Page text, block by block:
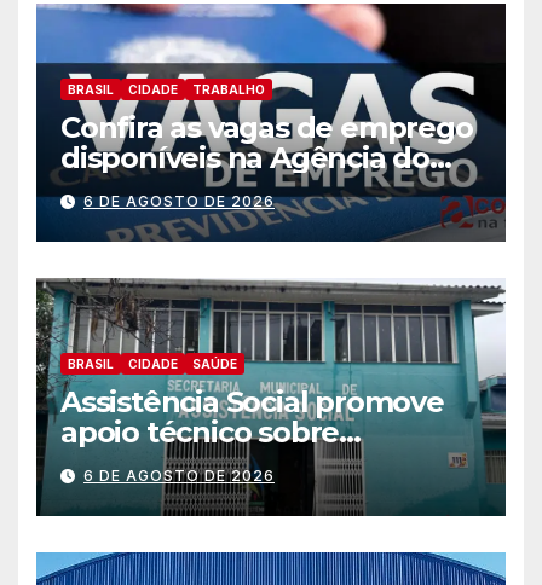
BRASIL CIDADE TRABALHO
Confira as vagas de emprego
disponíveis na Agência do
Trabalhador
6 DE AGOSTO DE 2026
BRASIL CIDADE SAÚDE
Assistência Social promove
apoio técnico sobre
preparação e resposta a
situações de emergência e
calamidade pública
6 DE AGOSTO DE 2026